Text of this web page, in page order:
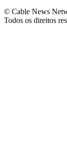
© Cable News
Todos os direitos